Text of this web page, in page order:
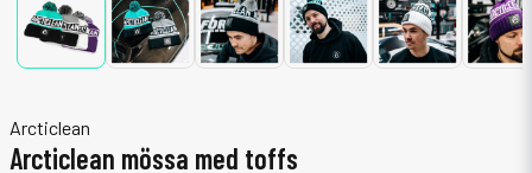
Arcticlean
Arcticlean mössa med toffs